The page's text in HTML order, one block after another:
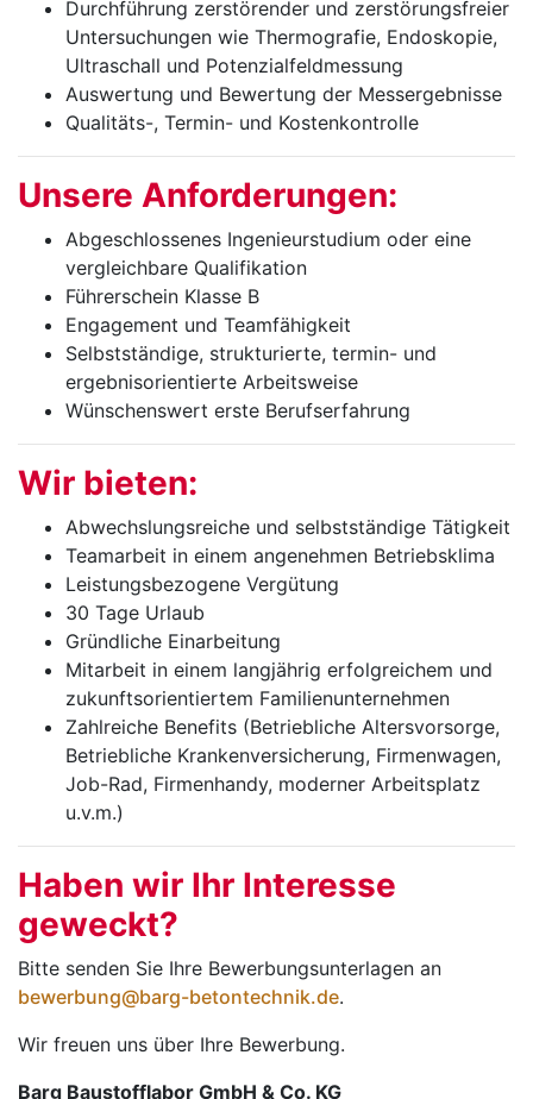
Durchführung zerstörender und zerstörungsfreier
Untersuchungen wie Thermografie, Endoskopie,
Ultraschall und Potenzialfeldmessung
Auswertung und Bewertung der Messergebnisse
Qualitäts-, Termin- und Kostenkontrolle
Unsere Anforderungen:
Abgeschlossenes Ingenieurstudium oder eine
vergleichbare Qualifikation
Führerschein Klasse B
Engagement und Teamfähigkeit
Selbstständige, strukturierte, termin- und
ergebnisorientierte Arbeitsweise
Wünschenswert erste Berufserfahrung
Wir bieten:
Abwechslungsreiche und selbstständige Tätigkeit
Teamarbeit in einem angenehmen Betriebsklima
Leistungsbezogene Vergütung
30 Tage Urlaub
Gründliche Einarbeitung
Mitarbeit in einem langjährig erfolgreichem und
zukunftsorientiertem Familienunternehmen
Zahlreiche Benefits (Betriebliche Altersvorsorge,
Betriebliche Krankenversicherung, Firmenwagen,
Job-Rad, Firmenhandy, moderner Arbeitsplatz
u.v.m.)
Haben wir Ihr Interesse
geweckt?
Bitte senden Sie Ihre Bewerbungsunterlagen an
bewerbung@barg-betontechnik.de.
Wir freuen uns über Ihre Bewerbung.
Barg Baustofflabor GmbH & Co. KG